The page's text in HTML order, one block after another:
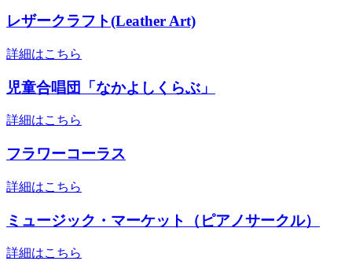
レザークラフト(Leather Art)
詳細はこちら
児童合唱団「なかよしくらぶ」
詳細はこちら
フラワーコーラス
詳細はこちら
ミュージック・マーケット（ピアノサークル）
詳細はこちら